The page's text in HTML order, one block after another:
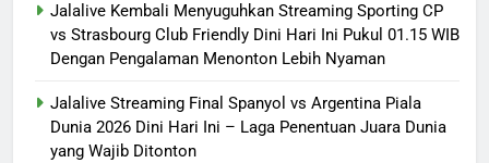
Jalalive Kembali Menyuguhkan Streaming Sporting CP
vs Strasbourg Club Friendly Dini Hari Ini Pukul 01.15 WIB
Dengan Pengalaman Menonton Lebih Nyaman
Jalalive Streaming Final Spanyol vs Argentina Piala
Dunia 2026 Dini Hari Ini – Laga Penentuan Juara Dunia
yang Wajib Ditonton